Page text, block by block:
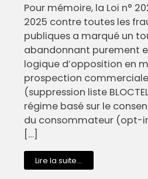
Pour mémoire, la Loi n°
2025 contre toutes les
publiques a marqué un
abandonnant purement
logique d’opposition en
prospection
(suppression liste
régime basé sur le
du consommateur (opt-
[…]
Lire la suite...